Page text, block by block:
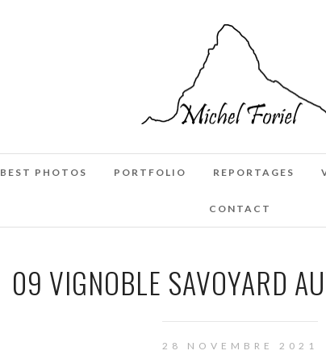
BEST PHOTOS PORTFOLIO REPORTAGES
CONTACT
09 VIGNOBLE SAVOYARD
28 NOVEMBRE 2021